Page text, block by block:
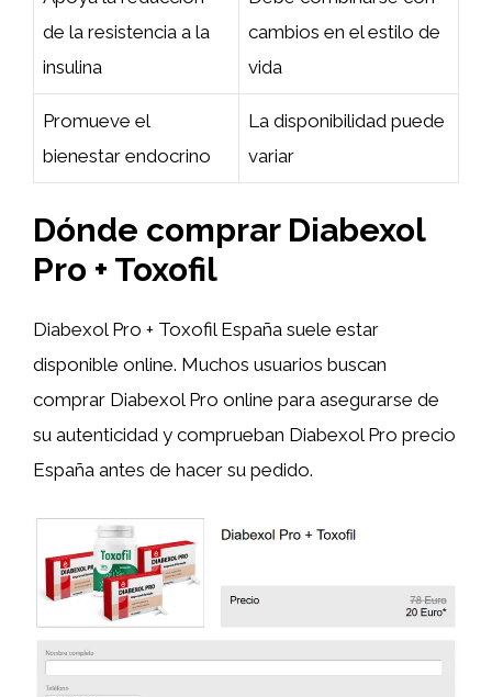
de la resistencia a la
insulina
cambios en el estilo de
vida
Promueve el
bienestar endocrino
La disponibilidad puede
variar
Dónde comprar Diabexol
Pro + Toxofil
Diabexol Pro + Toxofil España suele estar
disponible online. Muchos usuarios buscan
comprar Diabexol Pro online para asegurarse de
su autenticidad y comprueban Diabexol Pro precio
España antes de hacer su pedido.